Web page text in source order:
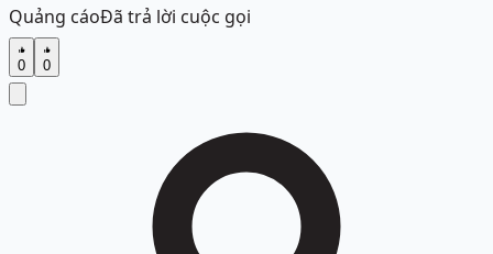
Quảng cáoĐã trả lời cuộc gọi
0 0